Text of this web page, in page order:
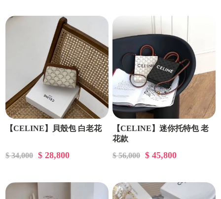
【CELINE】貝殼包 白老花
$ 34,000 $ 28,800
【CELINE】迷你托特包 老
花款
$ 56,000
$ 45,800